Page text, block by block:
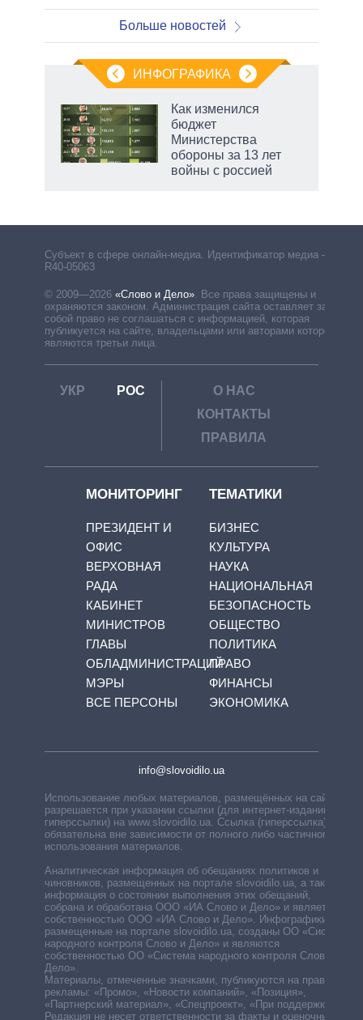
Больше новостей
ИНФОГРАФИКА
Как изменился
бюджет
Министерства
обороны за 13 лет
войны с россией
Субъект в сфере онлайн-медиа. Идентификатор медиа –
R40-05063
© 2009—2026 «Слово и Дело»
Все права защищены и
охраняются законом. Администрация сайта оставляет за
собой право не соглашаться с информацией, которая
публикуется на сайте, владельцами или авторами которой
являются третьи лица.
УКР РОС
О НАС
КОНТАКТЫ
ПРАВИЛА
МОНИТОРИНГ
ПРЕЗИДЕНТ И
ОФИС
ВЕРХОВНАЯ
РАДА
КАБИНЕТ
МИНИСТРОВ
ГЛАВЫ
ОБЛАДМИНИСТРАЦИЙ
МЭРЫ
ВСЕ ПЕРСОНЫ
ТЕМАТИКИ
БИЗНЕС
КУЛЬТУРА
НАУКА
НАЦИОНАЛЬНАЯ
БЕЗОПАСНОСТЬ
ОБЩЕСТВО
ПОЛИТИКА
ПРАВО
ФИНАНСЫ
ЭКОНОМИКА
info@slovoidilo.ua
Использование любых материалов, размещённых на сайте,
разрешается при указании ссылки (для интернет-изданий —
гиперссылки) на www.slovoidilo.ua. Ссылка (гиперссылка)
обязательна вне зависимости от полного либо частичного
использования материалов.
Аналитическая информация об обещаниях политиков и
чиновников, размещенных на портале slovoidilo.ua, а также
информация о состоянии выполнения этих обещаний,
собрана и обработана ООО «ИА Слово и Дело» и является
собственностью ООО «ИА Слово и Дело». Инфографики,
размещенные на портале slovoidilo.ua, созданы ОО «Система
народного контроля Слово и Дело» и являются
собственностью ОО «Система народного контроля Слово и
Дело».
Материалы, отмеченные значками, публикуются на правах
рекламы: «Промо», «Новости компаний», «Позиция»,
«Партнерский материал», «Спецпроект», «При поддержке».
Редакция не несет ответственности за факты и оценочные